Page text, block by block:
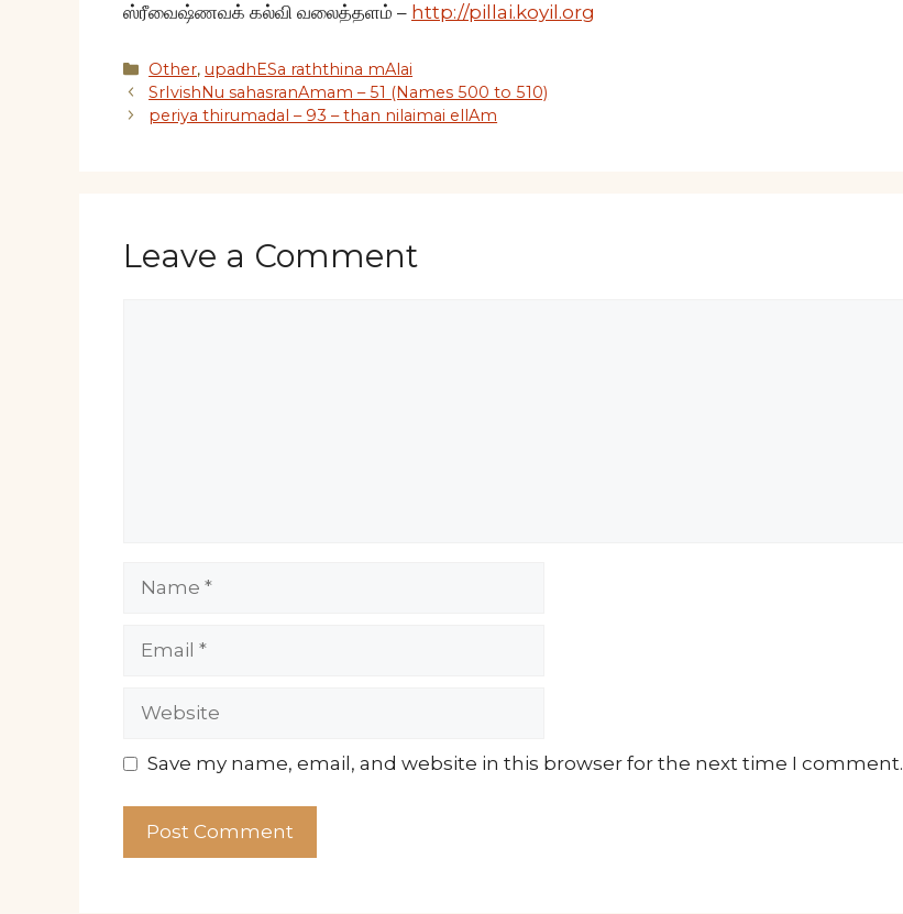
ஸ்ரீவைஷ்ணவக் கல்வி வலைத்தளம் – http://pillai.koyil.org
Categories
Other,upadhESa raththina mAlai
SrIvishNu sahasranAmam – 51 (Names 500 to 510)
periya thirumadal – 93 – than nilaimai ellAm
Leave a Comment
Website
Save my name, email, and website in this browser for the next time I comment.